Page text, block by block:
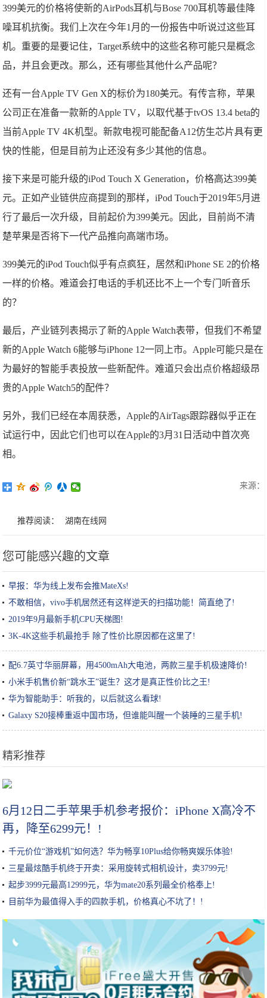
399美元的价格将使新的AirPods耳机与Bose 700耳机等最佳降
噪耳机抗衡。我们上次在今年1月的一份报告中听说过这些耳
机。重要的是要记住，Target系统中的这些名称可能只是概念
品，并且会更改。那么，还有哪些其他什么产品呢？
还有一台Apple TV Gen X的标价为180美元。有传言称，苹果
公司正在准备一款新的Apple TV，以取代基于tvOS 13.4 beta的
当前Apple TV 4K机型。新款电视可能配备A12仿生芯片具有更
快的性能，但是目前为止还没有多少其他的信息。
接下来是可能升级的iPod Touch X Generation，价格高达399美
元。正如产业链供应商提到的那样，iPod Touch于2019年5月进
行了最后一次升级，目前起价为399美元。因此，目前尚不清
楚苹果是否将下一代产品推向高端市场。
399美元的iPod Touch似乎有点疯狂，居然和iPhone SE 2的价格
一样的价格。难道会打电话的手机还比不上一个专门听音乐
的？
最后，产业链列表揭示了新的Apple Watch表带，但我们不希望
新的Apple Watch 6能够与iPhone 12一同上市。Apple可能只是在
为最好的智能手表投放一些新配件。难道只会出点价格超级昂
贵的Apple Watch5的配件？
另外，我们已经在本周获悉，Apple的AirTags跟踪器似乎正在
试运行中，因此它们也可以在Apple的3月31日活动中首次亮
相。
来源：
推荐阅读： 湖南在线网
您可能感兴趣的文章
早报：华为线上发布会推MateXs!
不敢相信，vivo手机居然还有这样逆天的扫描功能！简直绝了!
2019年9月最新手机CPU天梯图!
3K-4K这些手机最抢手 除了性价比原因都在这里了!
配6.7英寸华丽屏幕，用4500mAh大电池，两款三星手机极速降价!
小米手机售价新“跳水王”诞生？这才是真正性价比之王!
华为智能助手：听我的，以后就这么看球!
Galaxy S20接棒重返中国市场，但谁能叫醒一个装睡的三星手机!
精彩推荐
6月12日二手苹果手机参考报价：iPhone X高冷不
再，降至6299元！!
千元价位“游戏机”如何选？华为畅享10Plus给你畅爽娱乐体验!
三星最炫酷手机终于开卖：采用旋转式相机设计，卖3799元!
起步3999元最高12999元，华为mate20系列最全价格奉上!
目前华为最值得入手的四款手机，价格真心不坑了！!